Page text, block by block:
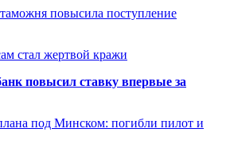
повысила поступление
стал жертвой кражи
повысил ставку впервые за
под Минском: погибли пилот и